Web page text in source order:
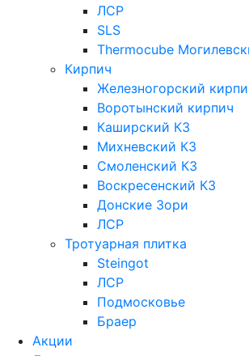
ЛСР
SLS
Thermocube
Кирпич
Железногорский
Воротынский кирпич
Каширский КЗ
Михневский КЗ
Смоленский КЗ
Воскресенский КЗ
Донские Зори
ЛСР
Тротуарная плитка
Steingot
ЛСР
Подмосковье
Браер
Акции